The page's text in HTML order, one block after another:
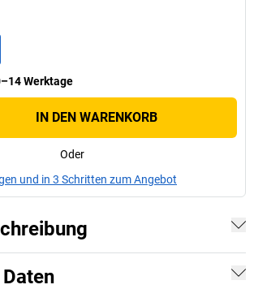
Werktage
IN DEN WARENKORB
Oder
und in 3 Schritten zum Angebot